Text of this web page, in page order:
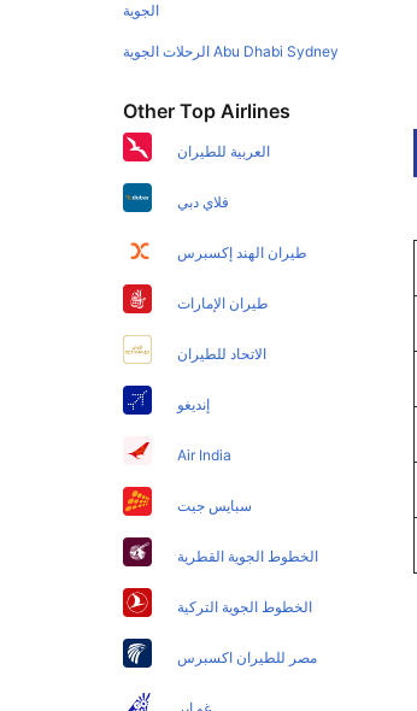
الجوية
Abu Dhabi Sydney الرحلات الجوية
Other Top Airlines
العربية للطيران
فلاي دبي
طيران الهند إكسبرس
طيران الإمارات
الاتحاد للطيران
إنديغو
Air India
سبايس جيت
الخطوط الجوية القطرية
الخطوط الجوية التركية
مصر للطيران اكسبرس